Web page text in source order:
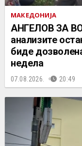
МАКЕДОНИЈА
АНГЕЛОВ ЗА
анализите
биде
недела
07.08.2026. 20:49